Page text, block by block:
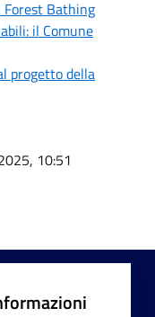
Bathing
il Comune
progetto della
10:51